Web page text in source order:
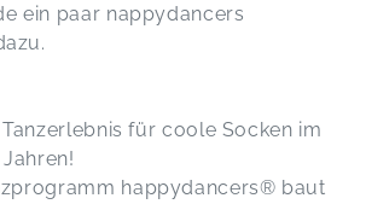
ein paar nappydancers
für coole Socken im
happydancers® baut